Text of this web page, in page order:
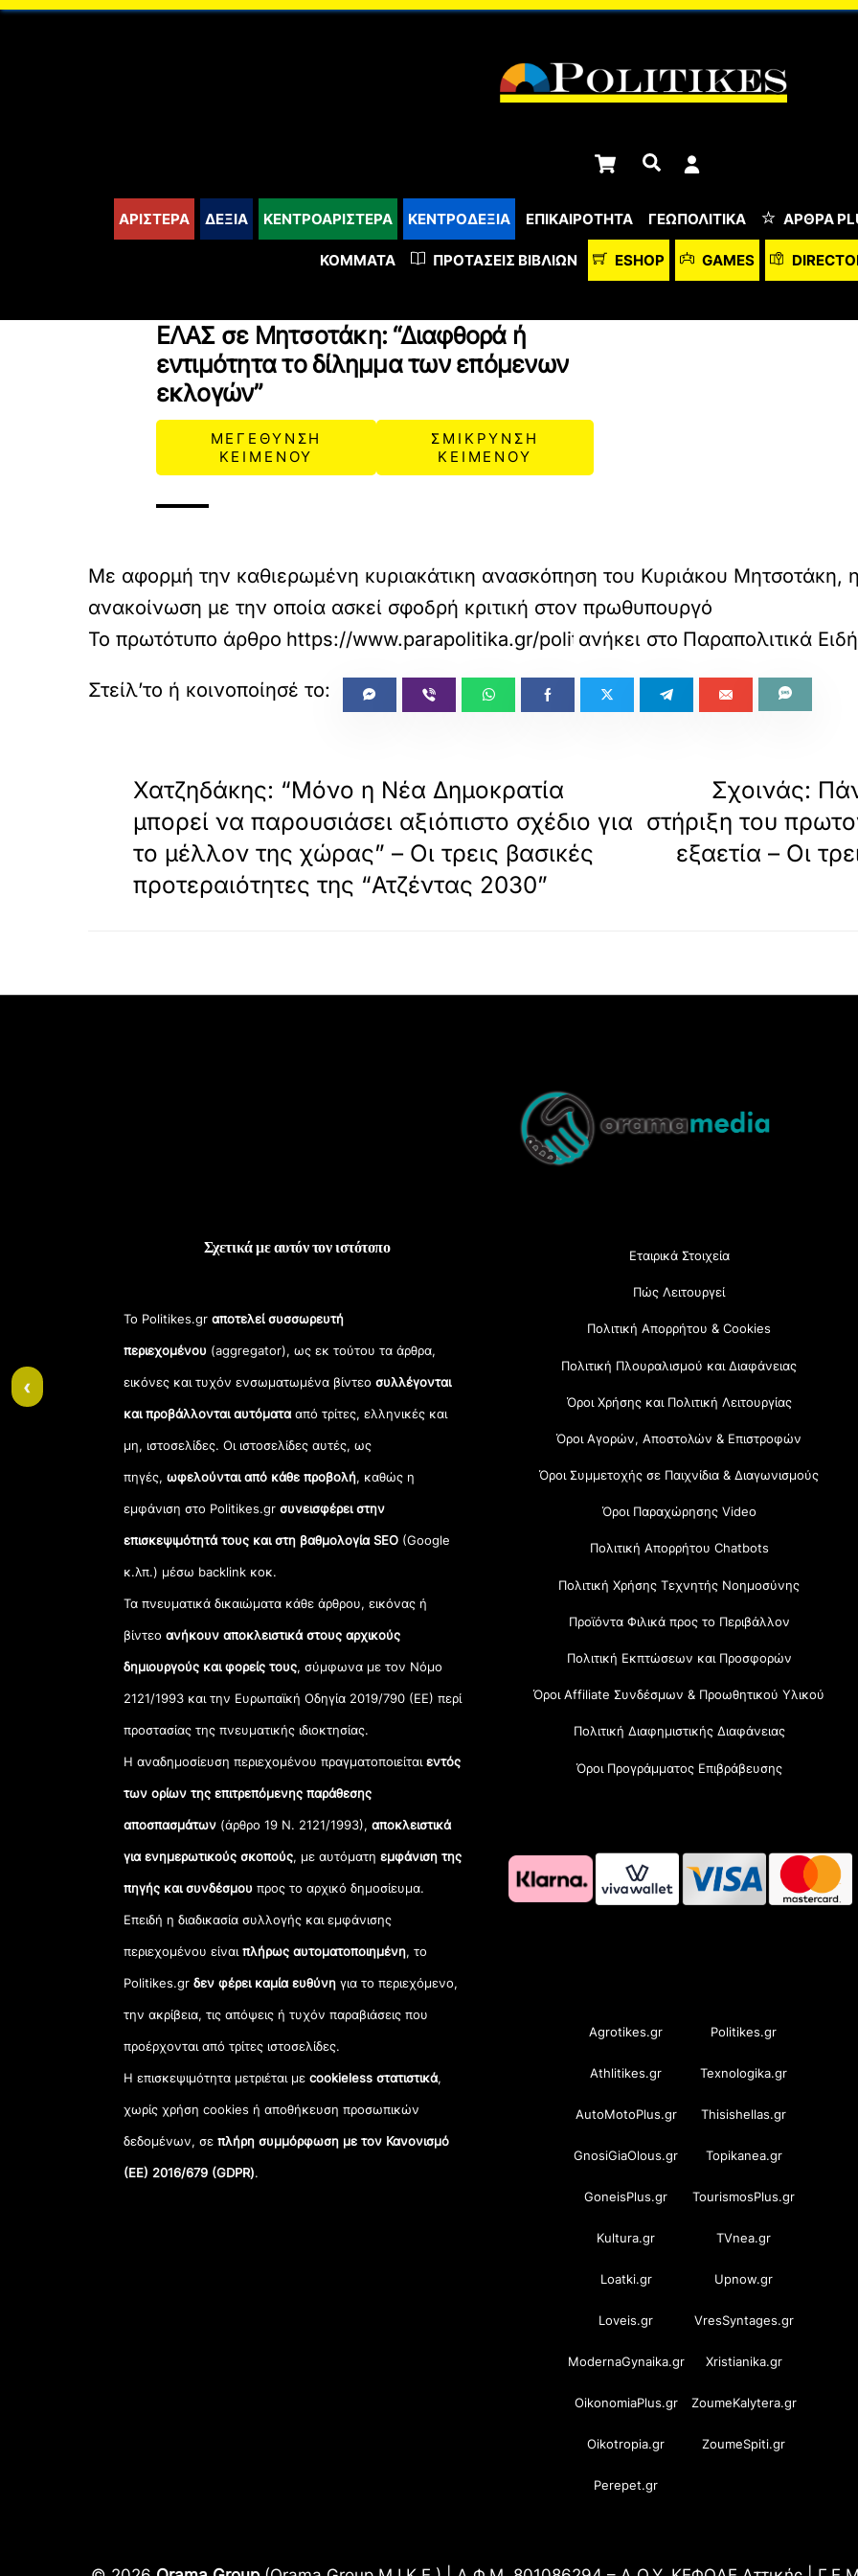
content
Cart Αναζήτηση
ΑΡΙΣΤΕΡΑ ΔΕΞΙΑ ΚΕΝΤΡΟΑΡΙΣΤΕΡΑ ΚΕΝΤΡΟΔΕΞΙΑ ΕΠΙΚΑΙΡΟΤΗΤΑ ΓΕΩΠΟΛΙΤΙΚΑ ΆΡΘΡΑ
ΚΌΜΜΑΤΑ ΠΡΟΤΆΣΕΙΣ ΒΙΒΛΊΩΝ ESHOP GAMES
ΕΛΑΣ σε Μητσοτάκη: “Διαφθορά ή
εντιμότητα το δίλημμα των επόμενων
εκλογών”
ΜΕΓΕΘΥΝΣΗ
ΚΕΙΜΕΝΟΥ
ΣΜΙΚΡΥΝΣΗ
ΚΕΙΜΕΝΟΥ
Με αφορμή την καθιερωμένη κυριακάτικη ανασκόπηση του Κυριάκου
ανακοίνωση με την οποία ασκεί σφοδρή κριτική στον πρωθυπουργό
Το πρωτότυπο άρθρο https://www.parapolitika.gr/politiki/article/1745452/elas-se-
ανήκει στο Παραπολιτικά
Χατζηδάκης: “Μόνο η Νέα Δημοκρατία
μπορεί να παρουσιάσει αξιόπιστο σχέδιο για
το μέλλον της χώρας” – Οι τρεις βασικές
προτεραιότητες της “Ατζέντας 2030”
Σχοινάς:
στήριξη του
εξαετία – Οι
Top
Σχετικά με αυτόν τον ιστότοπο
Το Politikes.grαποτελεί συσσωρευτή
περιεχομένου (aggregator), ως εκ τούτου τα άρθρα,
εικόνες και τυχόν ενσωματωμένα βίντεοσυλλέγονται
και προβάλλονται αυτόματααπό τρίτες, ελληνικές και
μη, ιστοσελίδες. Οι ιστοσελίδες αυτές, ως
πηγές,ωφελούνται από κάθε προβολή, καθώς η
εμφάνιση στο Politikes.gr συνεισφέρει στην
επισκεψιμότητά τους και στη βαθμολογία SEO (Google
κ.λπ.) μέσω backlink κοκ.
Τα πνευματικά δικαιώματα κάθε άρθρου, εικόνας ή
βίντεοανήκουν αποκλειστικά στους αρχικούς
δημιουργούς και φορείς τους, σύμφωνα με τον Νόμο
2121/1993 και την Ευρωπαϊκή Οδηγία 2019/790 (ΕΕ) περί
προστασίας της πνευματικής ιδιοκτησίας.
Η αναδημοσίευση περιεχομένου πραγματοποιείταιεντός
των ορίων της επιτρεπόμενης παράθεσης
αποσπασμάτων (άρθρο 19 Ν. 2121/1993), αποκλειστικά
για ενημερωτικούς σκοπούς, με αυτόματηεμφάνιση της
πηγής και συνδέσμου προς το αρχικό δημοσίευμα.
Επειδή η διαδικασία συλλογής και εμφάνισης
περιεχομένου είναιπλήρως αυτοματοποιημένη, το
Politikes.grδεν φέρει καμία ευθύνη για το περιεχόμενο,
την ακρίβεια, τις απόψεις ή τυχόν παραβιάσεις που
προέρχονται από τρίτες ιστοσελίδες.
Η επισκεψιμότητα μετριέται μεcookieless στατιστικά,
χωρίς χρήση cookies ή αποθήκευση προσωπικών
δεδομένων, σεπλήρη συμμόρφωση με τον Κανονισμό
(ΕΕ) 2016/679 (GDPR).
Εταιρικά Στοιχεία
Πώς Λειτουργεί
Πολιτική Απορρήτου & Cookies
Πολιτική Πλουραλισμού και Διαφάνειας
Όροι Χρήσης και Πολιτική Λειτουργίας
Όροι Αγορών, Αποστολών & Επιστροφών
Όροι Συμμετοχής σε Παιχνίδια & Διαγωνισμούς
Όροι Παραχώρησης Video
Πολιτική Απορρήτου Chatbots
Πολιτική Χρήσης Τεχνητής Νοημοσύνης
Προϊόντα Φιλικά προς το Περιβάλλον
Πολιτική Εκπτώσεων και Προσφορών
Όροι Affiliate Συνδέσμων & Προωθητικού Υλικού
Πολιτική Διαφημιστικής Διαφάνειας
Όροι Προγράμματος Επιβράβευσης
Agrotikes.gr Politikes.gr
Athlitikes.gr Texnologika.gr
AutoMotoPlus.gr Thisishellas.gr
GnosiGiaOlous.gr Topikanea.gr
GoneisPlus.gr TourismosPlus.gr
Kultura.gr TVnea.gr
Loatki.gr Upnow.gr
Loveis.gr VresSyntages.gr
ModernaGynaika.gr Xristianika.gr
OikonomiaPlus.gr ZoumeKalytera.gr
Oikotropia.gr ZoumeSpiti.gr
Perepet.gr
‹